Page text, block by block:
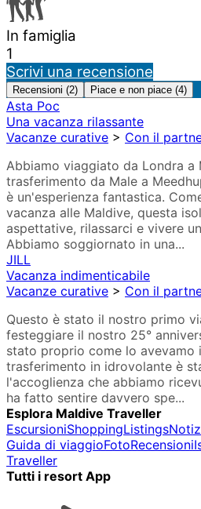
In famiglia
1
Scrivi una recensione
Recensioni (2) Piace e non piace (4)
Asta Poc
Una vacanza rilassante
Vacanze curative > Con il
Abbiamo viaggiato da Londra a
trasferimento da Male a
è un'esperienza fantastica.
vacanza alle Maldive, questa
aspettative, rilassarci e vivere
Abbiamo soggiornato in una...
JILL
Vacanza indimenticabile
Vacanze curative > Con il
Questo è stato il nostro primo
festeggiare il nostro 25°
stato proprio come lo avevamo
trasferimento in idrovolante è
l'accoglienza che abbiamo
ha fatto sentire davvero spe...
Esplora Maldive Traveller
EscursioniShoppingListings
Guida di viaggioFotoRecensioni
Traveller
Tutti i resort App